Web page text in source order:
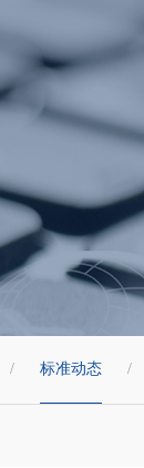
/ 标准动态 /